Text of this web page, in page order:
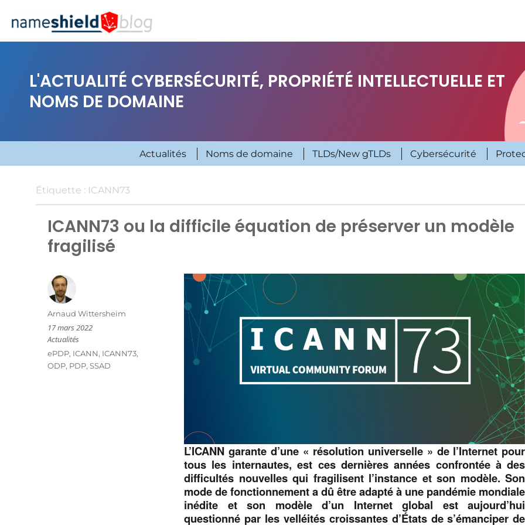
L'ACTUALITÉ CYBERSÉCURITÉ, PROPRIÉTÉ INTELLECTUELLE ET
NOMS DE DOMAINE
Actualités Noms de domaine TLDs/New gTLDs Cybersécurité
Étiquette : ICANN73
ICANN73 ou la difficile équation de préserver un modèle
fragilisé
L’ICANN garante d’une « résolution universelle » de l’Internet pour
tous les internautes, est ces dernières années confrontée à des
difficultés nouvelles qui fragilisent l’instance et son modèle. Son
mode de fonctionnement a dû être adapté à une pandémie mondiale
inédite et son modèle d’un Internet global est aujourd’hui
questionné par les velléités croissantes d’États de s’émanciper de
Auteur
Arnaud Wittersheim
Publié
le
17 mars 2022
Catégories
Actualités
Étiquettes
ePDP, ICANN, ICANN73,
ODP, PDP,SSAD